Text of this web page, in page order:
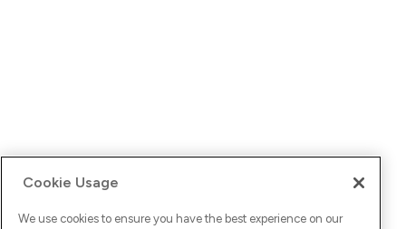
Cookie Usage
We use cookies to ensure you have the best experience on our